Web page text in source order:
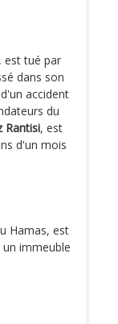
, est tué par
dans son
accident
du
Rantisi, est
d'un mois
Hamas, est
immeuble